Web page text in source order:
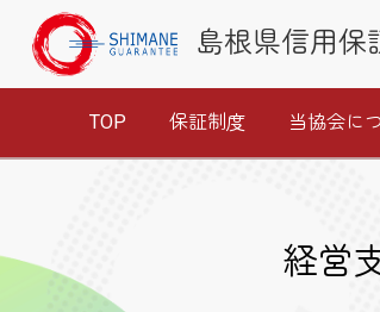
島根県信用保
TOP 保証制度 当協会に
経営